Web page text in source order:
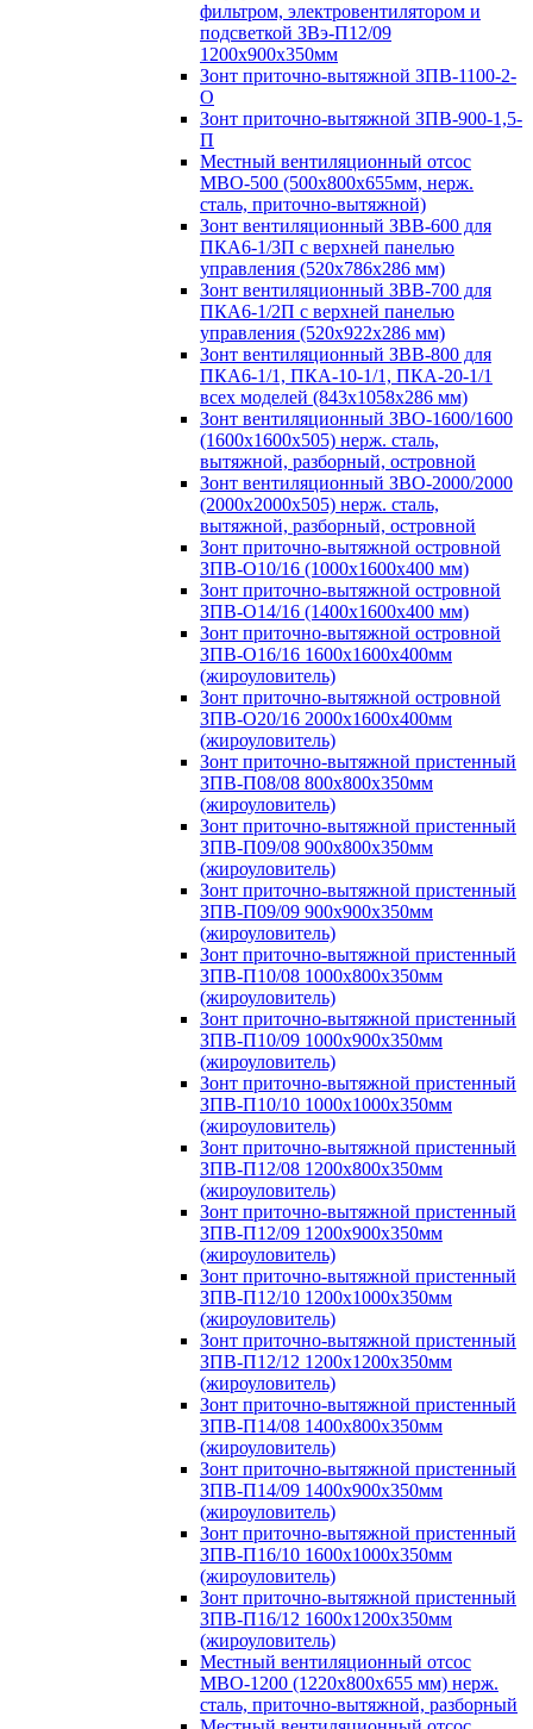
фильтром, электровентилятором и
подсветкой ЗВэ-П12/09
1200х900х350мм
Зонт приточно-вытяжной ЗПВ-1100-2-
О
Зонт приточно-вытяжной ЗПВ-900-1,5-
П
Местный вентиляционный отсос
МВО-500 (500х800х655мм, нерж.
сталь, приточно-вытяжной)
Зонт вентиляционный ЗВВ-600 для
ПКА6-1/3П с верхней панелью
управления (520х786х286 мм)
Зонт вентиляционный ЗВВ-700 для
ПКА6-1/2П с верхней панелью
управления (520х922х286 мм)
Зонт вентиляционный ЗВВ-800 для
ПКА6-1/1, ПКА-10-1/1, ПКА-20-1/1
всех моделей (843х1058х286 мм)
Зонт вентиляционный ЗВО-1600/1600
(1600х1600х505) нерж. сталь,
вытяжной, разборный, островной
Зонт вентиляционный ЗВО-2000/2000
(2000х2000х505) нерж. сталь,
вытяжной, разборный, островной
Зонт приточно-вытяжной островной
ЗПВ-О10/16 (1000х1600х400 мм)
Зонт приточно-вытяжной островной
ЗПВ-О14/16 (1400х1600х400 мм)
Зонт приточно-вытяжной островной
ЗПВ-О16/16 1600х1600х400мм
(жироуловитель)
Зонт приточно-вытяжной островной
ЗПВ-О20/16 2000х1600х400мм
(жироуловитель)
Зонт приточно-вытяжной пристенный
ЗПВ-П08/08 800х800х350мм
(жироуловитель)
Зонт приточно-вытяжной пристенный
ЗПВ-П09/08 900х800х350мм
(жироуловитель)
Зонт приточно-вытяжной пристенный
ЗПВ-П09/09 900х900х350мм
(жироуловитель)
Зонт приточно-вытяжной пристенный
ЗПВ-П10/08 1000х800х350мм
(жироуловитель)
Зонт приточно-вытяжной пристенный
ЗПВ-П10/09 1000х900х350мм
(жироуловитель)
Зонт приточно-вытяжной пристенный
ЗПВ-П10/10 1000х1000х350мм
(жироуловитель)
Зонт приточно-вытяжной пристенный
ЗПВ-П12/08 1200х800х350мм
(жироуловитель)
Зонт приточно-вытяжной пристенный
ЗПВ-П12/09 1200х900х350мм
(жироуловитель)
Зонт приточно-вытяжной пристенный
ЗПВ-П12/10 1200х1000х350мм
(жироуловитель)
Зонт приточно-вытяжной пристенный
ЗПВ-П12/12 1200х1200х350мм
(жироуловитель)
Зонт приточно-вытяжной пристенный
ЗПВ-П14/08 1400х800х350мм
(жироуловитель)
Зонт приточно-вытяжной пристенный
ЗПВ-П14/09 1400х900х350мм
(жироуловитель)
Зонт приточно-вытяжной пристенный
ЗПВ-П16/10 1600х1000х350мм
(жироуловитель)
Зонт приточно-вытяжной пристенный
ЗПВ-П16/12 1600х1200х350мм
(жироуловитель)
Местный вентиляционный отсос
МВО-1200 (1220х800х655 мм) нерж.
сталь, приточно-вытяжной, разборный